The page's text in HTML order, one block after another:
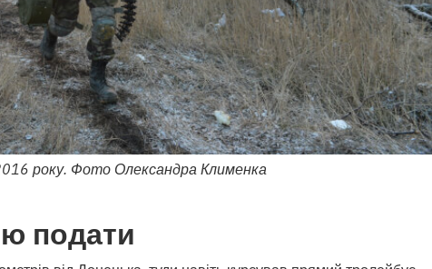
року. Фото Олександра Клименка
подати